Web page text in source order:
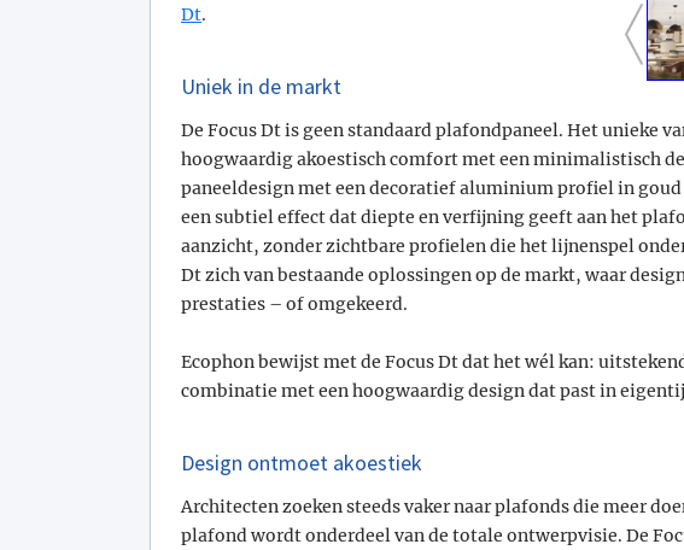
Dt.
Uniek in de markt
De Focus Dt is geen standaard plafondpaneel. Het unieke
hoogwaardig akoestisch comfort met een minimalistisch
paneeldesign met een decoratief aluminium profiel in
een subtiel effect dat diepte en verfijning geeft aan het
aanzicht, zonder zichtbare profielen die het lijnenspel
Dt zich van bestaande oplossingen op de markt, waar
prestaties – of omgekeerd.
Ecophon bewijst met de Focus Dt dat het wél kan:
combinatie met een hoogwaardig design dat past in
Design ontmoet akoestiek
Architecten zoeken steeds vaker naar plafonds die meer
plafond wordt onderdeel van de totale ontwerpvisie. De